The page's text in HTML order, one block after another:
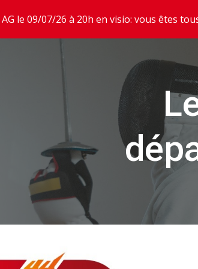
Skip to main content
le 09/07/26 à 20h en visio: vous êtes